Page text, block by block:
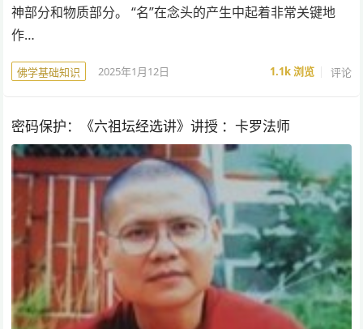
神部分和物质部分。 “名”在念头的产生中起着非常关键地
作…
佛学基础知识 2025年1月12日 1.1k浏览 评论
密码保护：《六祖坛经选讲》讲授 ：卡罗法师